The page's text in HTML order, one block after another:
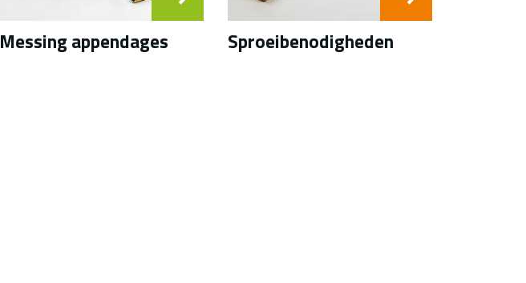
Messing appendages Sproeibenodigheden